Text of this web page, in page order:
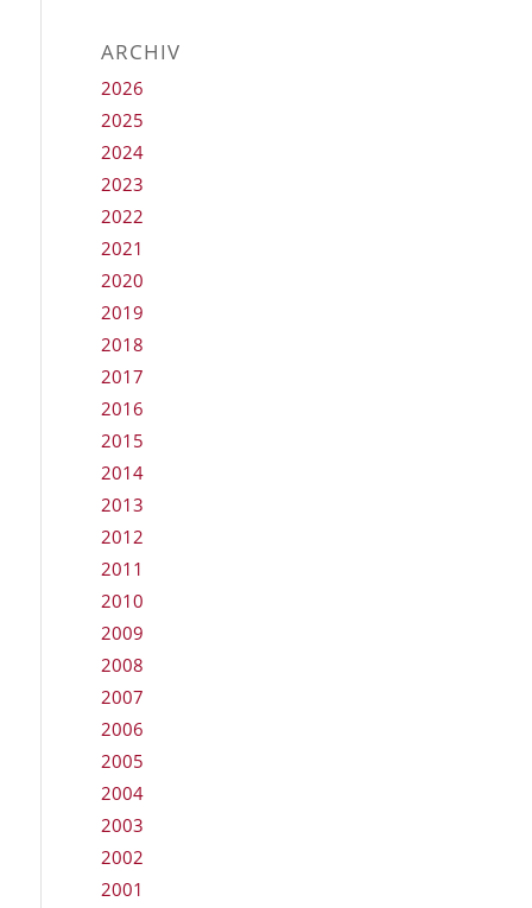
ARCHIV
2026
2025
2024
2023
2022
2021
2020
2019
2018
2017
2016
2015
2014
2013
2012
2011
2010
2009
2008
2007
2006
2005
2004
2003
2002
2001